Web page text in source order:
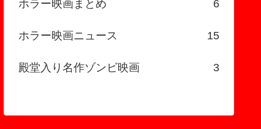
ホラー映画まとめ 6
ホラー映画ニュース 15
殿堂入り名作ゾンビ映画 3